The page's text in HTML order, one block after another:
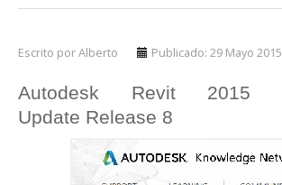
Escrito por Alberto Publicado: 29 Mayo 2015
Autodesk Revit 2015
Update Release 8